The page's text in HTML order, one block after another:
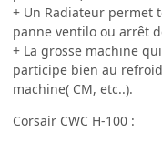
+ Un Radiateur permet
panne ventilo ou arrêt
+ La grosse machine
participe bien au
machine( CM, etc..).
Corsair CWC H-100 :